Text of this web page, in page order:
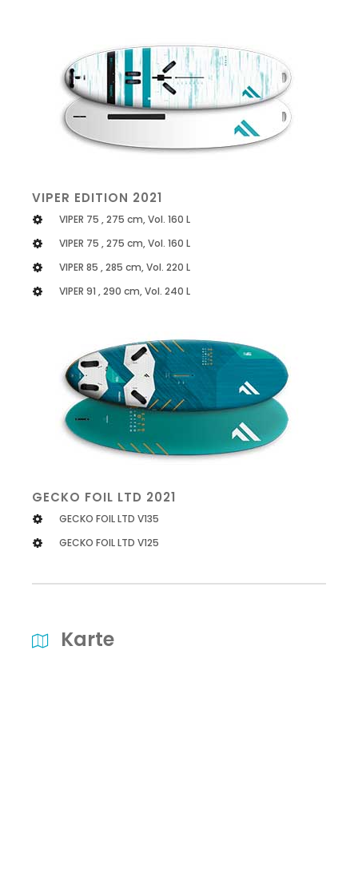
VIPER EDITION 2021
VIPER 75 , 275 cm, Vol. 160 L
VIPER 75 , 275 cm, Vol. 160 L
VIPER 85 , 285 cm, Vol. 220 L
VIPER 91 , 290 cm, Vol. 240 L
GECKO FOIL LTD 2021
GECKO FOIL LTD V135
GECKO FOIL LTD V125
Karte